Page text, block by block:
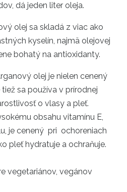
dá jeden liter oleja.
olej sa skladá z viac ako
kyselín, najmä olejovej
bohatý na antioxidanty.
olej je nielen cenený
sa používa v prírodnej
o vlasy a pleť.
obsahu vitamínu E,
je cenený pri ochoreniach
pleť hydratuje a ochraňuje.
vegetariánov, vegánov